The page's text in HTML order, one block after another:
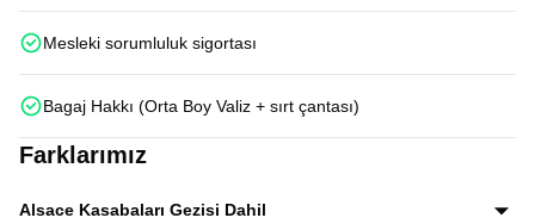
Mesleki sorumluluk sigortası
Bagaj Hakkı (Orta Boy Valiz + sırt çantası)
Farklarımız
Alsace Kasabaları Gezisi Dahil